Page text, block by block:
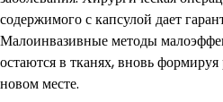
содержимого с капсулой дает
Малоинвазивные методы
остаются в тканях, вновь
новом месте.